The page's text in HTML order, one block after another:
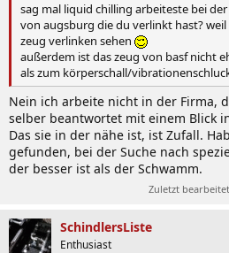
sag mal liquid chilling arbeiteste bei
von augsburg die du verlinkt hast?
zeug verlinken sehen
außerdem ist das zeug von basf nicht
als zum körperschall/
Nein ich arbeite nicht in der Firma,
selber beantwortet mit einem Blick
Das sie in der nähe ist, ist Zufall.
gefunden, bei der Suche nach
der besser ist als der Schwamm.
Zuletzt
SchindlersListe
Enthusiast